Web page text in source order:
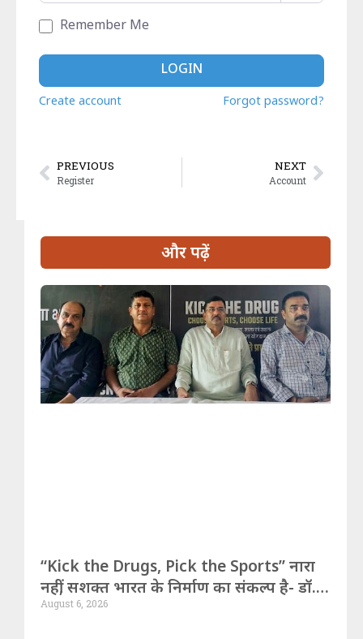
रेलवे, मेट्रो और एयरपोर्ट पर बढ़ीं सुविधाएं, समावेशी भारत की ओर
Remember Me
LOGIN
Create account Forgot password?
PREVIOUS
Register
NEXT
Account
और पढ़ें
“Kick the Drugs, Pick the Sports” नारा
नहीं, सशक्त भारत के निर्माण का संकल्प है- डॉ.
शर्मा
August 6, 2026